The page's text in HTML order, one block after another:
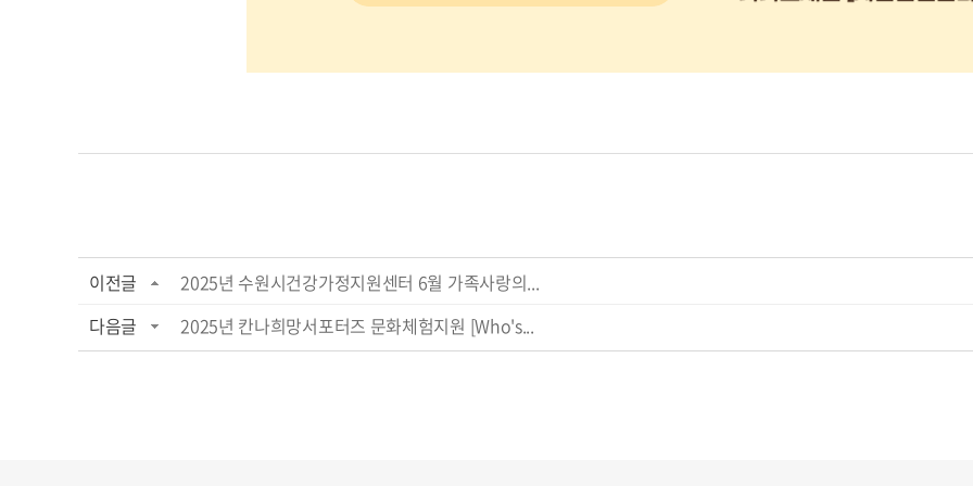
이전글
2025년 수원시건강가정지원센터 6월 가족사랑의...
다음글
2025년 칸나희망서포터즈 문화체험지원 [Who's...